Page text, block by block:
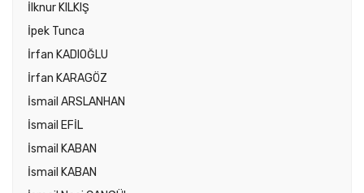
İlknur KILKIŞ
İpek Tunca
İrfan KADIOĞLU
İrfan KARAGÖZ
İsmail ARSLANHAN
İsmail EFİL
İsmail KABAN
İsmail KABAN